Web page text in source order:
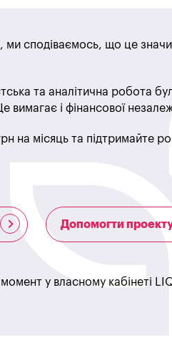
, ми сподіваємось, що це
та аналітична робота
вимагає і фінансової
на місяць та підтримайте
Допомогти
у власному кабінеті